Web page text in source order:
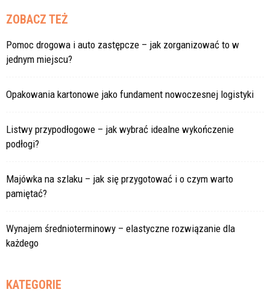
ZOBACZ TEŻ
Pomoc drogowa i auto zastępcze – jak zorganizować to w
jednym miejscu?
Opakowania kartonowe jako fundament nowoczesnej logistyki
Listwy przypodłogowe – jak wybrać idealne wykończenie
podłogi?
Majówka na szlaku – jak się przygotować i o czym warto
pamiętać?
Wynajem średnioterminowy – elastyczne rozwiązanie dla
każdego
KATEGORIE